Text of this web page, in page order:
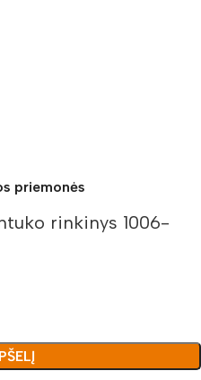
priemonės
rinkinys 1006-